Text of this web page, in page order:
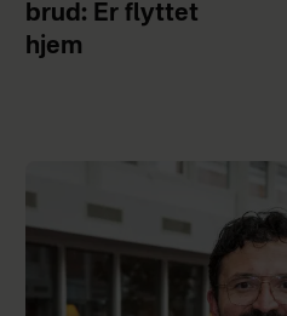
brud: Er flyttet
hjem